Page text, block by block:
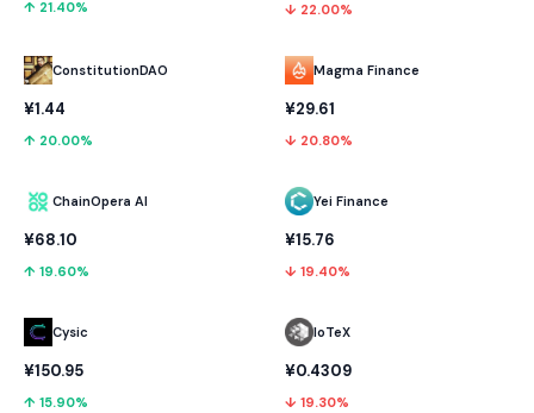
↑ 21.40%
ConstitutionDAO
¥1.44
↑ 20.00%
ChainOpera AI
¥68.10
↑ 19.60%
Cysic
¥150.95
↑ 15.90%
↓ 22.00%
Magma Finance
¥29.61
↓ 20.80%
Yei Finance
¥15.76
↓ 19.40%
IoTeX
¥0.4309
↓ 19.30%